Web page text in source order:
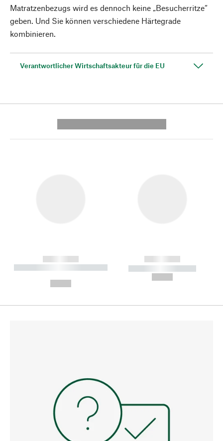
Matratzenbezugs wird es dennoch keine „Besucherritze“
geben. Und Sie können verschiedene Härtegrade
kombinieren.
Verantwortlicher Wirtschaftsakteur für die EU
------------
----------- ----------- --------
------------
----------- -----------